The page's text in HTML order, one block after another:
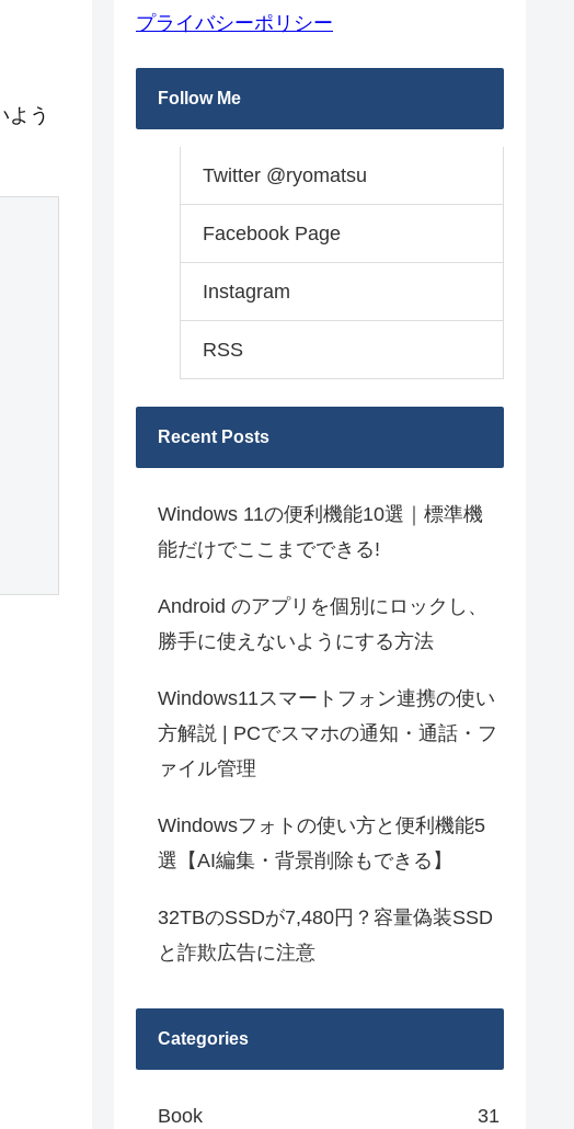
よう
プライバシーポリシー
Follow Me
Twitter @ryomatsu
Facebook Page
Instagram
RSS
Recent Posts
Windows 11の便利機能10選｜標準機
能だけでここまでできる!
Android のアプリを個別にロックし、
勝手に使えないようにする方法
Windows11スマートフォン連携の使い
方解説 | PCでスマホの通知・通話・フ
ァイル管理
Windowsフォトの使い方と便利機能5
選【AI編集・背景削除もできる】
32TBのSSDが7,480円？容量偽装SSD
と詐欺広告に注意
Categories
Book 31